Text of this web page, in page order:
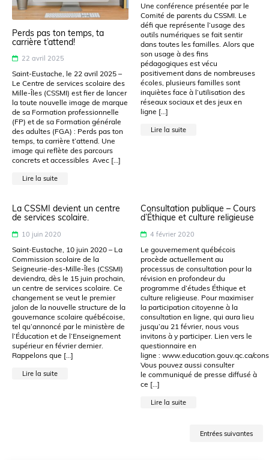
Perds pas ton temps, ta
carrière t’attend!
22 avril 2025
Saint-Eustache, le 22 avril 2025 –
Le Centre de services scolaire des
Mille-Îles (CSSMI) est fier de lancer
la toute nouvelle image de marque
de sa Formation professionnelle
(FP) et de sa Formation générale
des adultes (FGA) : Perds pas ton
temps, ta carrière t’attend. Une
image qui reflète des parcours
concrets et accessibles Avec […]
Lire la suite
Une conférence présentée par le
Comité de parents du CSSMI. Le
défi que représente l’usage des
outils numériques se fait sentir
dans toutes les familles. Alors que
son usage à des fins
pédagogiques est vécu
positivement dans de nombreuses
écoles, plusieurs familles sont
inquiètes face à l’utilisation des
réseaux sociaux et des jeux en
ligne […]
Lire la suite
La CSSMI devient un centre
de services scolaire.
10 juin 2020
Saint-Eustache, 10 juin 2020 – La
Commission scolaire de la
Seigneurie-des-Mille-Îles (CSSMI)
deviendra, dès le 15 juin prochain,
un centre de services scolaire. Ce
changement se veut le premier
jalon de la nouvelle structure de la
gouvernance scolaire québécoise,
tel qu’annoncé par le ministère de
l’Éducation et de l’Enseignement
supérieur en février dernier.
Rappelons que […]
Lire la suite
Consultation publique – Cours
d’Éthique et culture religieuse
4 février 2020
Le gouvernement québécois
procède actuellement au
processus de consultation pour la
révision en profondeur du
programme d’études Éthique et
culture religieuse. Pour maximiser
la participation citoyenne à la
consultation en ligne, qui aura lieu
jusqu’au 21 février, nous vous
invitons à y participer. Lien vers le
questionnaire en
ligne : www.education.gouv.qc.ca/
Vous pouvez aussi consulter
le communiqué de presse diffusé à
ce […]
Lire la suite
Entrées suivantes